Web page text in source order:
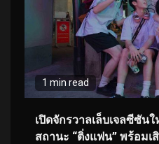
1 min read
เปิดจักรวาลเล็บเจลซีซันใ
สถานะ “ติ่งแฟน” พร้อม